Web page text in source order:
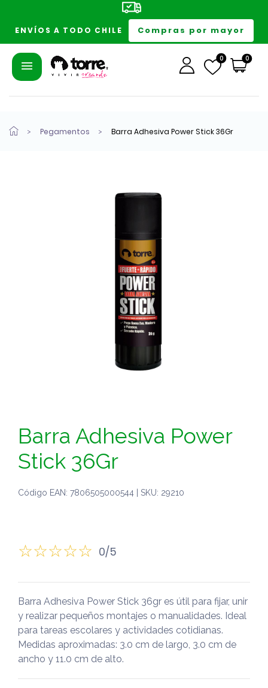
ENVÍOS A TODO CHILE Compras por mayor
0 0
Pegamentos Barra Adhesiva Power Stick 36Gr
Barra Adhesiva Power
Stick 36Gr
Código EAN: 7806505000544 | SKU: 29210
0/5
Barra Adhesiva Power Stick 36gr es útil para fijar, unir
y realizar pequeños montajes o manualidades. Ideal
para tareas escolares y actividades cotidianas.
Medidas aproximadas: 3.0 cm de largo, 3.0 cm de
ancho y 11.0 cm de alto.